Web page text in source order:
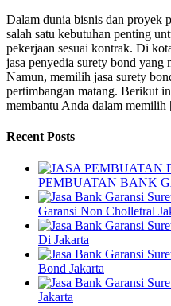
Dalam dunia bisnis dan proyek
salah satu kebutuhan penting
pekerjaan sesuai kontrak. Di
jasa penyedia surety bond yang
Namun, memilih jasa surety
pertimbangan matang. Berikut
membantu Anda dalam
Recent Posts
PEMBUATAN BANK
Garansi Non Cholletral
Di Jakarta
Bond Jakarta
Jakarta